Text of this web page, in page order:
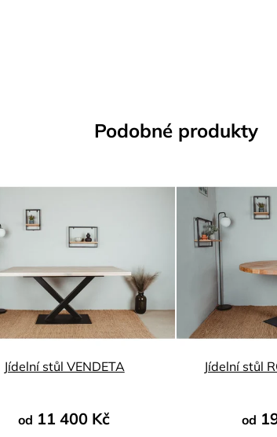
Podobné produkty
Jídelní stůl VENDETA
od 11 400 Kč
Jídelní stůl
od